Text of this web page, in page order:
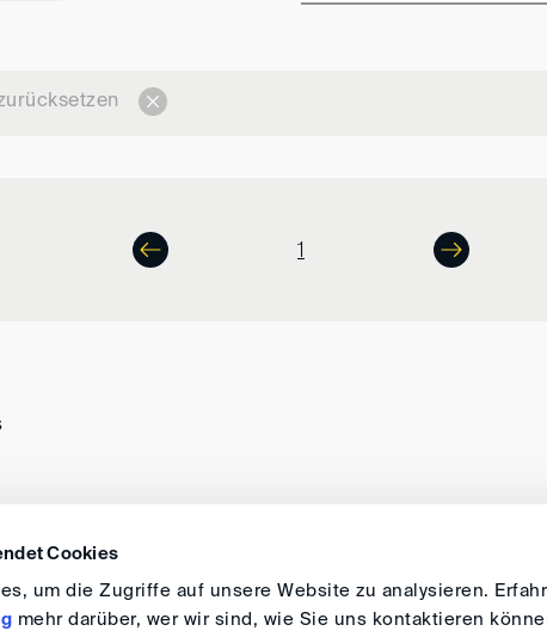
Cookies
um die Zugriffe auf unsere Website zu analysieren.
mehr darüber, wer wir sind, wie Sie uns kontaktieren
1
ANFAHRT IMPRESSUM ALLGEMEINE